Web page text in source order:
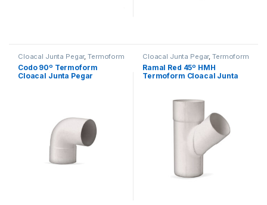
Cloacal Junta Pegar,Termoform
Codo 90º Termoform
Cloacal Junta Pegar
Cloacal Junta Pegar,Termoform
Ramal Red 45º HMH
Termoform Cloacal Junta